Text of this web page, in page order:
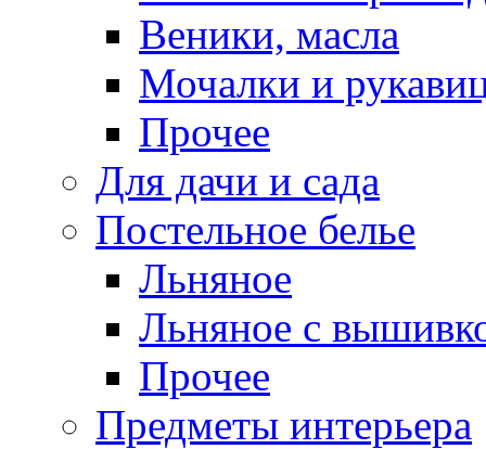
Веники, масла
Мочалки и
Прочее
Для дачи и сада
Постельное белье
Льняное
Льняное с
Прочее
Предметы интерьера